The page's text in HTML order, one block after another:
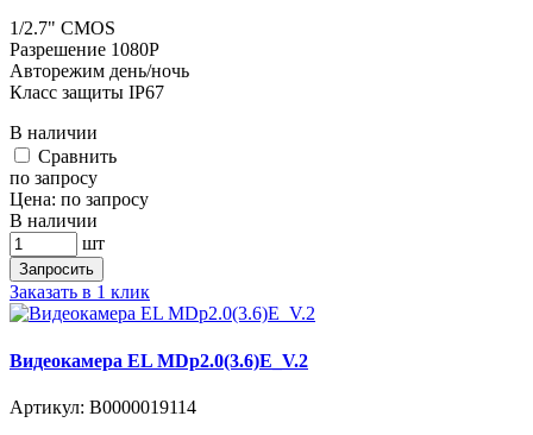
1/2.7" CMOS
Разрешение 1080P
Авторежим день/ночь
Класс защиты IP67
В наличии
Cравнить
по запросу
Цена: по запросу
В наличии
шт
Запросить
Заказать в 1 клик
Видеокамера EL MDp2.0(3.6)E_V.2
Артикул: В0000019114